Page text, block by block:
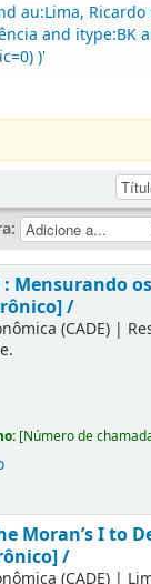
au:Lima,
and itype:BK
)'
Mensurando
/
(CADE) |
[Número de
Moran’s I to
/